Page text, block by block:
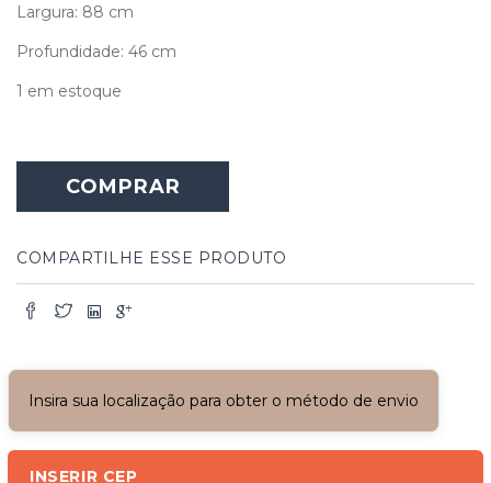
Largura: 88 cm
Profundidade: 46 cm
1 em estoque
Centro
de
com
Vidros
quantidade
COMPRAR
COMPARTILHE ESSE PRODUTO
Insira sua localização para obter o método de envio
INSERIR CEP